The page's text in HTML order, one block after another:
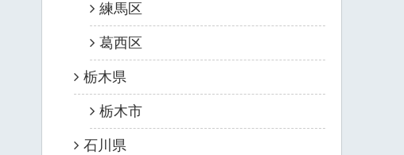
練馬区
葛西区
栃木県
栃木市
石川県